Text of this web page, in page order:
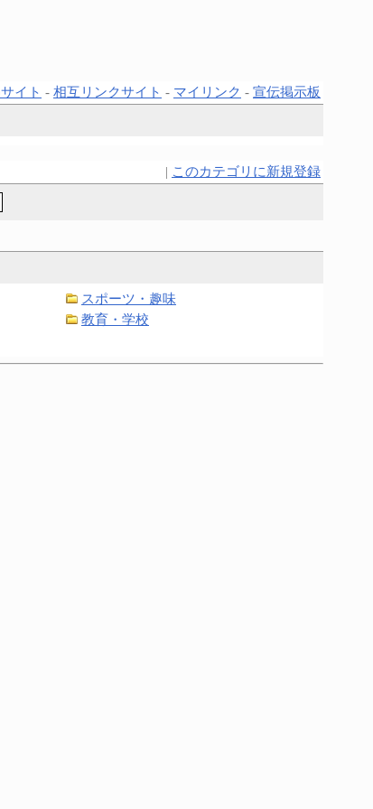
イト - 相互リンクサイト - マイリンク - 宣伝掲示板
| このカテゴリに新規登録
スポーツ・趣味
教育・学校